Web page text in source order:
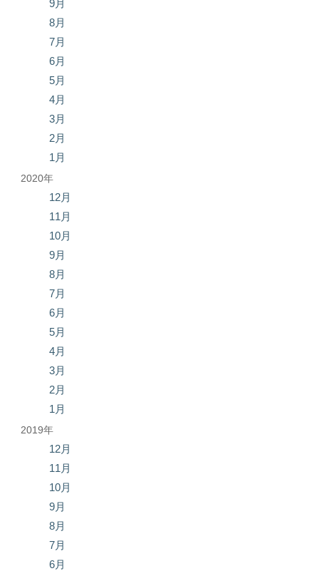
9月
8月
7月
6月
5月
4月
3月
2月
1月
2020年
12月
11月
10月
9月
8月
7月
6月
5月
4月
3月
2月
1月
2019年
12月
11月
10月
9月
8月
7月
6月